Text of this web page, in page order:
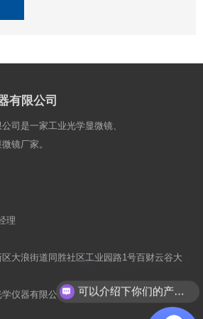
有限公司
司是一家工业光学显微镜、
镜厂家。
理
大浪街道同胜社区工业园路1号百财云谷大
仪器有限公司
可以介绍下你们的产品么？